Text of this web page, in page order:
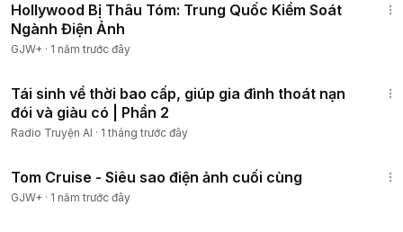
one review anime, anime review anime, all review anime,
anime, anime hay, bách hợp anime, học viện review
Hollywood Bị Thâu Tóm: Trung Quốc Kiểm Soát
Ngành Điện Ảnh
GJW+ · 1 năm trước đây
Tái sinh về thời bao cấp, giúp gia đình thoát nạn
đói và giàu có | Phần 2
Radio Truyện AI · 1 tháng trước đây
Tom Cruise - Siêu sao điện ảnh cuối cùng
GJW+ · 1 năm trước đây